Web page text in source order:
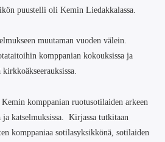
puustelli oli Kemin Liedakkalassa.
muutaman vuoden välein.
komppanian kokouksissa ja
Kemin komppanian ruotusotilaiden arkeen
katselmuksissa. Kirjassa tutkitaan
komppaniaa sotilasyksikkönä, sotilaiden